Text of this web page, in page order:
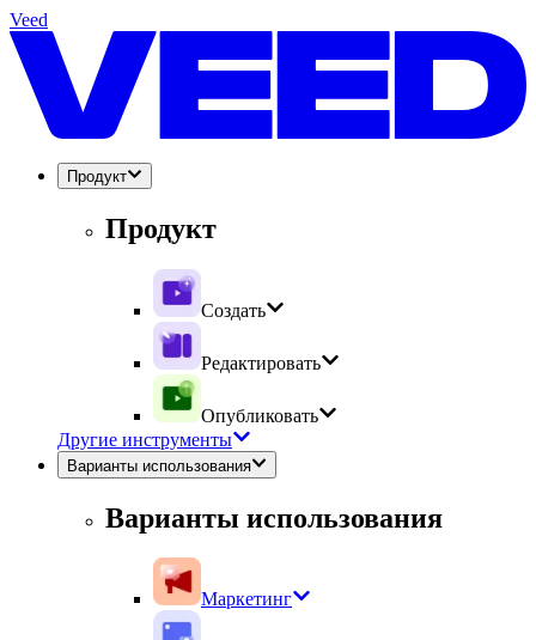
Veed
Продукт
Продукт
Создать
Редактировать
Опубликовать
Другие инструменты
Варианты использования
Варианты использования
Маркетинг